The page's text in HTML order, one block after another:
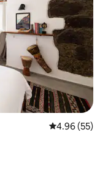
คะแนนเฉลี่ย
4.96 (55)